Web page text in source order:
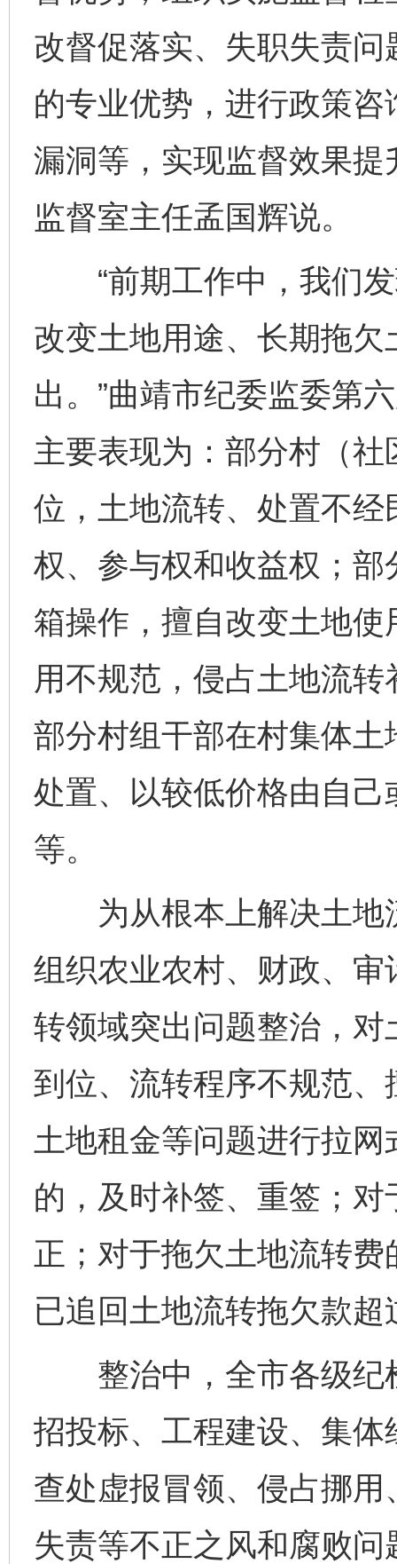
改督促落实、失职失责
的专业优势，进行政策
漏洞等，实现监督效果提
监督室主任孟国辉说。
“前期工作中，我们发
改变土地用途、长期拖
出。”曲靖市纪委监委第
主要表现为：部分村（社
位，土地流转、处置不
权、参与权和收益权；
箱操作，擅自改变土地
用不规范，侵占土地流
部分村组干部在村集体
处置、以较低价格由自
等。
为从根本上解决土地
组织农业农村、财政、
转领域突出问题整治，
到位、流转程序不规范
土地租金等问题进行拉
的，及时补签、重签；
正；对于拖欠土地流转
已追回土地流转拖欠款超
整治中，全市各级纪
招投标、工程建设、集
查处虚报冒领、侵占挪
失责等不正之风和腐败